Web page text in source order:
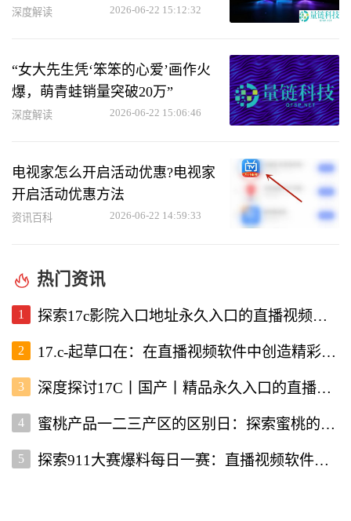
深度解读 2026-06-22 15:12:32
“女大先生凭‘笨笨的心爱’画作火
爆，萌青蛙销量突破20万”
深度解读 2026-06-22 15:06:46
电视家怎么开启活动优惠?电视家
开启活动优惠方法
资讯百科 2026-06-22 14:59:33
热门资讯
1 探索17c影院入口地址永久入口的直播视频软件使用体验
2 17.c-起草口在：在直播视频软件中创造精彩内容的新机遇
3 深度探讨17C丨国产丨精品永久入口的直播视频软件优势与特点
4 蜜桃产品一二三产区的区别日：探索蜜桃的多样性与价值
5 探索911大赛爆料每日一赛：直播视频软件为你带来的精彩赛事